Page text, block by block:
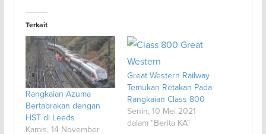
Terkait
Rangkaian Azuma
Bertabrakan dengan
HST di Leeds
Kamis, 14 November
Great Western Railway
Temukan Retakan Pada
Rangkaian Class 800
Senin, 10 Mei 2021
dalam "Berita KA"